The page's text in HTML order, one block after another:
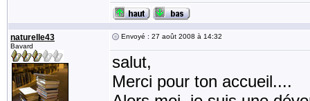
naturelle43
Bavard
Envoyé : 27 août 2008 à 14:32
salut,
Merci pour ton accueil....